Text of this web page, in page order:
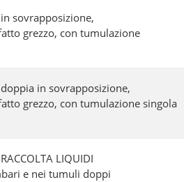
in sovrapposizione,
grezzo, con tumulazione
doppia in sovrapposizione,
grezzo, con tumulazione singola
LIQUIDI
e nei tumuli doppi